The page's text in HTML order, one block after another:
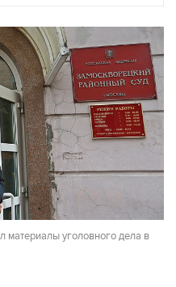
материалы уголовного дела в